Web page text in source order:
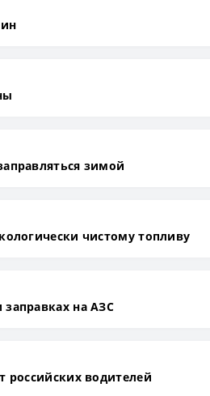
зимой
чистому топливу
на АЗС
российских водителей